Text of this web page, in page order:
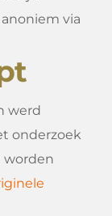
via
werd
onderzoek
worden